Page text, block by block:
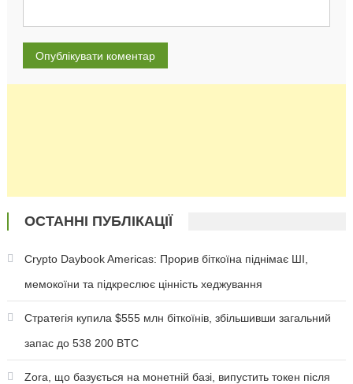
ОСТАННІ ПУБЛІКАЦІЇ
Crypto Daybook Americas: Прорив біткоїна піднімає ШІ,
мемокоїни та підкреслює цінність хеджування
Стратегія купила $555 млн біткоїнів, збільшивши загальний
запас до 538 200 BTC
Zora, що базується на монетній базі, випустить токен після